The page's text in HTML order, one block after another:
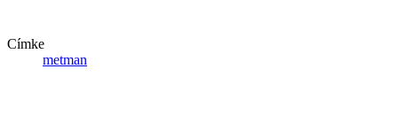
Címke
metman